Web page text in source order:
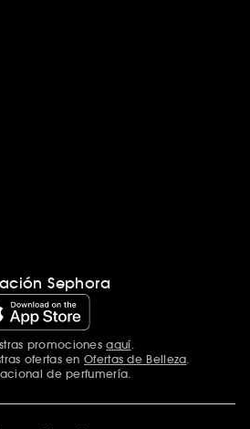
Sephora
promocionesaquí
ofertas en Ofertas de Belleza
de perfumería.